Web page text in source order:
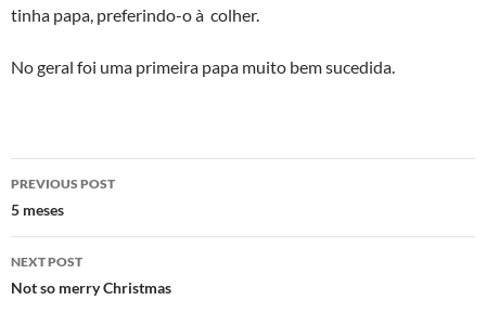
tinha papa, preferindo-o à colher.
No geral foi uma primeira papa muito bem sucedida.
Post
navigation
PREVIOUS POST
5 meses
NEXT POST
Not so merry Christmas